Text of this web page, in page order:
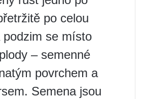
po celou
podzim se místo
– semenné
povrchem a
Semena jsou